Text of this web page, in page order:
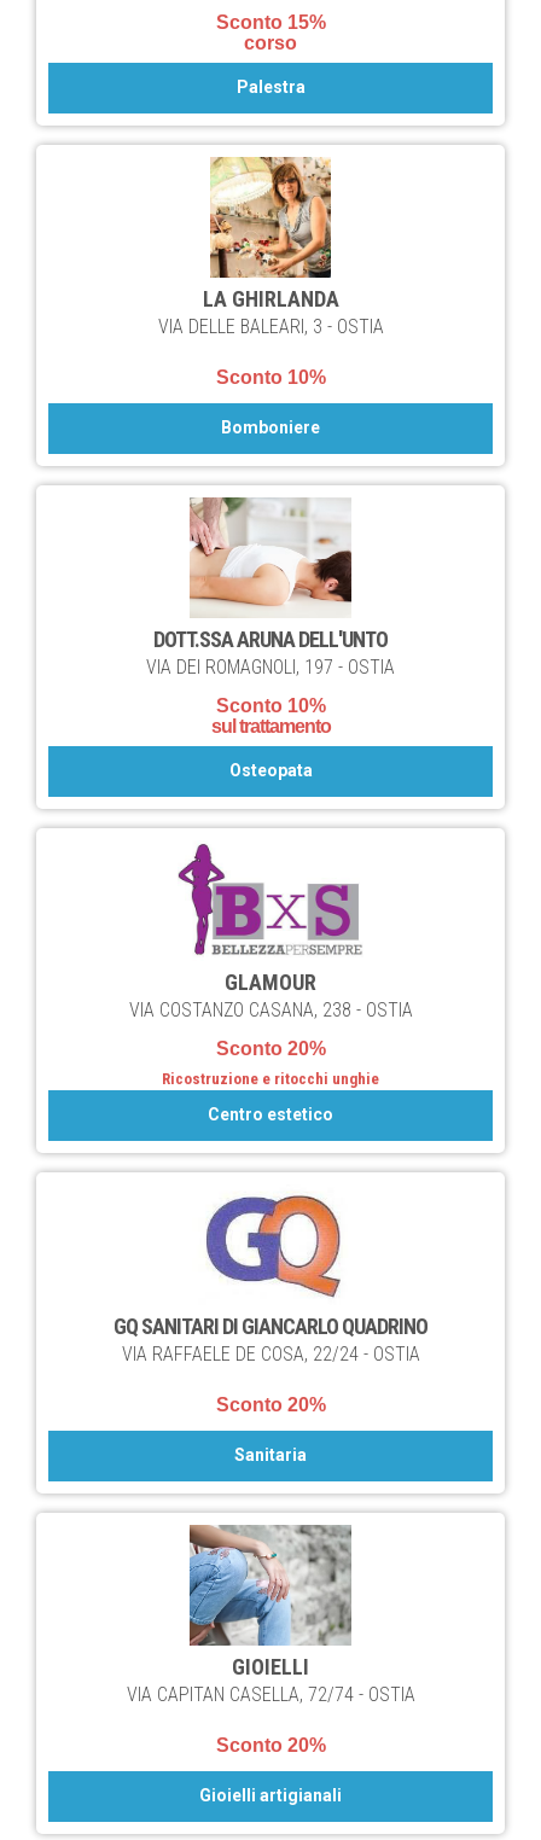
Sconto 15%
corso
Palestra
LA GHIRLANDA
VIA DELLE BALEARI, 3 - OSTIA
Sconto 10%
Bomboniere
DOTT.SSA ARUNA DELL'UNTO
VIA DEI ROMAGNOLI, 197 - OSTIA
Sconto 10%
sul trattamento
Osteopata
GLAMOUR
VIA COSTANZO CASANA, 238 - OSTIA
Sconto 20%
Ricostruzione e ritocchi unghie
Centro estetico
GQ SANITARI DI GIANCARLO QUADRINO
VIA RAFFAELE DE COSA, 22/24 - OSTIA
Sconto 20%
Sanitaria
GIOIELLI
VIA CAPITAN CASELLA, 72/74 - OSTIA
Sconto 20%
Gioielli artigianali